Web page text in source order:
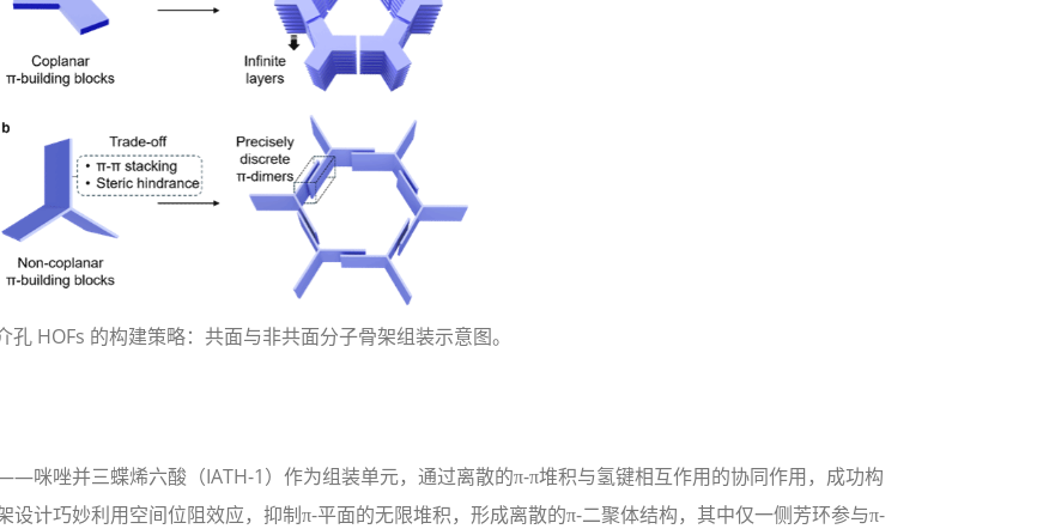
孔 HOFs 的构建策略：共面与非共面分子骨架组装示意图。
唑并三蝶烯六酸（IATH-1）作为组装单元，通过离散的π-π堆积与氢键相互作用的协同作用，成功构
计巧妙利用空间位阻效应，抑制π-平面的无限堆积，形成离散的π-二聚体结构，其中仅一侧芳环参与π-